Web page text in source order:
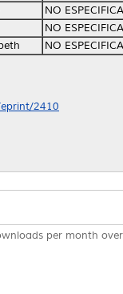
NO
NO
NO
2410
per month